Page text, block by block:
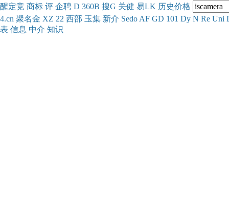
醒定竞 商标 评 企聘 D 360B 搜G 关健 易LK 历史价格
4.cn 聚名金 XZ 22 西部 玉集 新介 Sedo AF GD 101 Dy N Re Uni
表 信息 中介 知识